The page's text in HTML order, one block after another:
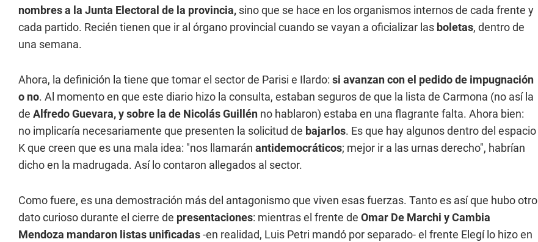
nombres a la Junta Electoral de la provincia, sino que se hace en los organismos internos de cada frente y
cada partido. Recién tienen que ir al órgano provincial cuando se vayan a oficializar las boletas, dentro de
una semana.
Ahora, la definición la tiene que tomar el sector de Parisi e Ilardo: si avanzan con el pedido de impugnación
o no. Al momento en que este diario hizo la consulta, estaban seguros de que la lista de Carmona (no así la
de Alfredo Guevara, y sobre la de Nicolás Guillén no hablaron) estaba en una flagrante falta. Ahora bien:
no implicaría necesariamente que presenten la solicitud de bajarlos. Es que hay algunos dentro del espacio
K que creen que es una mala idea: "nos llamarán antidemocráticos; mejor ir a las urnas derecho", habrían
dicho en la madrugada. Así lo contaron allegados al sector.
Como fuere, es una demostración más del antagonismo que viven esas fuerzas. Tanto es así que hubo otro
dato curioso durante el cierre de presentaciones: mientras el frente de Omar De Marchi y Cambia
Mendoza mandaron listas unificadas-en realidad, Luis Petri mandó por separado- el frente Elegí lo hizo en